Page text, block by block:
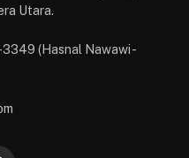
Utara.
(Hasnal Nawawi -